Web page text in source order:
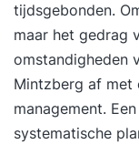
tijdsgebonden.
maar het gedrag
omstandigheden
Mintzberg af met
management.
systematische